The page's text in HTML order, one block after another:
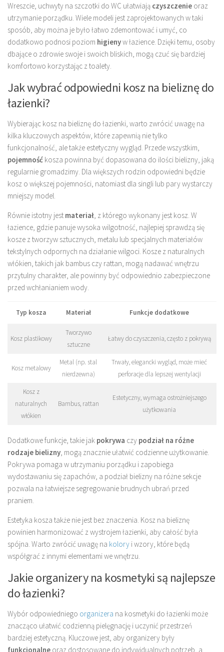
Wreszcie, uchwyty na szczotki do WC ułatwiają czyszczenie oraz
utrzymanie porządku. Wiele modeli jest zaprojektowanych w taki
sposób, aby można je było łatwo zdemontować i umyć, co
dodatkowo podnosi poziom higienyw łazience. Dzięki temu, osoby
dbające o zdrowie swoje i swoich bliskich, mogą czuć się bardziej
komfortowo korzystając z toalety.
Jak wybrać odpowiedni kosz na bieliznę do
łazienki?
Wybierając kosz na bieliznę do łazienki, warto zwrócić uwagę na
kilka kluczowych aspektów, które zapewnią nie tylko
funkcjonalność, ale także estetyczny wygląd. Przede wszystkim,
pojemność kosza powinna być dopasowana do ilości bielizny, jaką
regularnie gromadzimy. Dla większych rodzin odpowiedni będzie
kosz o większej pojemności, natomiast dla singli lub pary wystarczy
mniejszy model.
Równie istotny jest materiał , z którego wykonany jest kosz. W
łazience, gdzie panuje wysoka wilgotność, najlepiej sprawdzą się
kosze z tworzyw sztucznych, metalu lub specjalnych materiałów
tekstylnych odpornych na działanie wilgoci. Kosze z naturalnych
włókien, takich jak bambus czy rattan, mogą nadawać wnętrzu
przytulny charakter, ale powinny być odpowiednio zabezpieczone
przed wchłanianiem wody.
Typ kosza Materiał Funkcje dodatkowe
Kosz plastikowy
Tworzywo
sztuczne
Łatwy do czyszczenia, często z pokrywą
Kosz metalowy
Metal (np. stal
nierdzewna)
Trwały, elegancki wygląd, może mieć
perforacje dla lepszej wentylacji
Kosz z
naturalnych
włókien
Bambus, rattan
Estetyczny, wymaga ostrożniejszego
użytkowania
Dodatkowe funkcje, takie jak pokrywa czy podział na różne
rodzaje bielizny, mogą znacznie ułatwić codzienne użytkowanie.
Pokrywa pomaga w utrzymaniu porządku i zapobiega
wydostawaniu się zapachów, a podział bielizny na różne sekcje
pozwala na łatwiejsze segregowanie brudnych ubrań przed
praniem.
Estetyka kosza także nie jest bez znaczenia. Kosz na bieliznę
powinien harmonizować z wystrojem łazienki, aby całość była
spójna. Warto zwrócić uwagę na kolory i wzory, które będą
współgrać z innymi elementami we wnętrzu.
Jakie organizery na kosmetyki są najlepsze
do łazienki?
Wybór odpowiedniego organizera na kosmetyki do łazienki może
znacząco ułatwić codzienną pielęgnację i uczynić przestrzeń
bardziej estetyczną. Kluczowe jest, aby organizery były
funkcjonalne oraz dostosowane do indywidualnych potrzeb, a